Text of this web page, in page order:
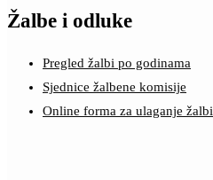
Žalbe i odluke
Pregled žalbi po godinama
Sjednice žalbene komisije
Online forma za ulaganje žalbi